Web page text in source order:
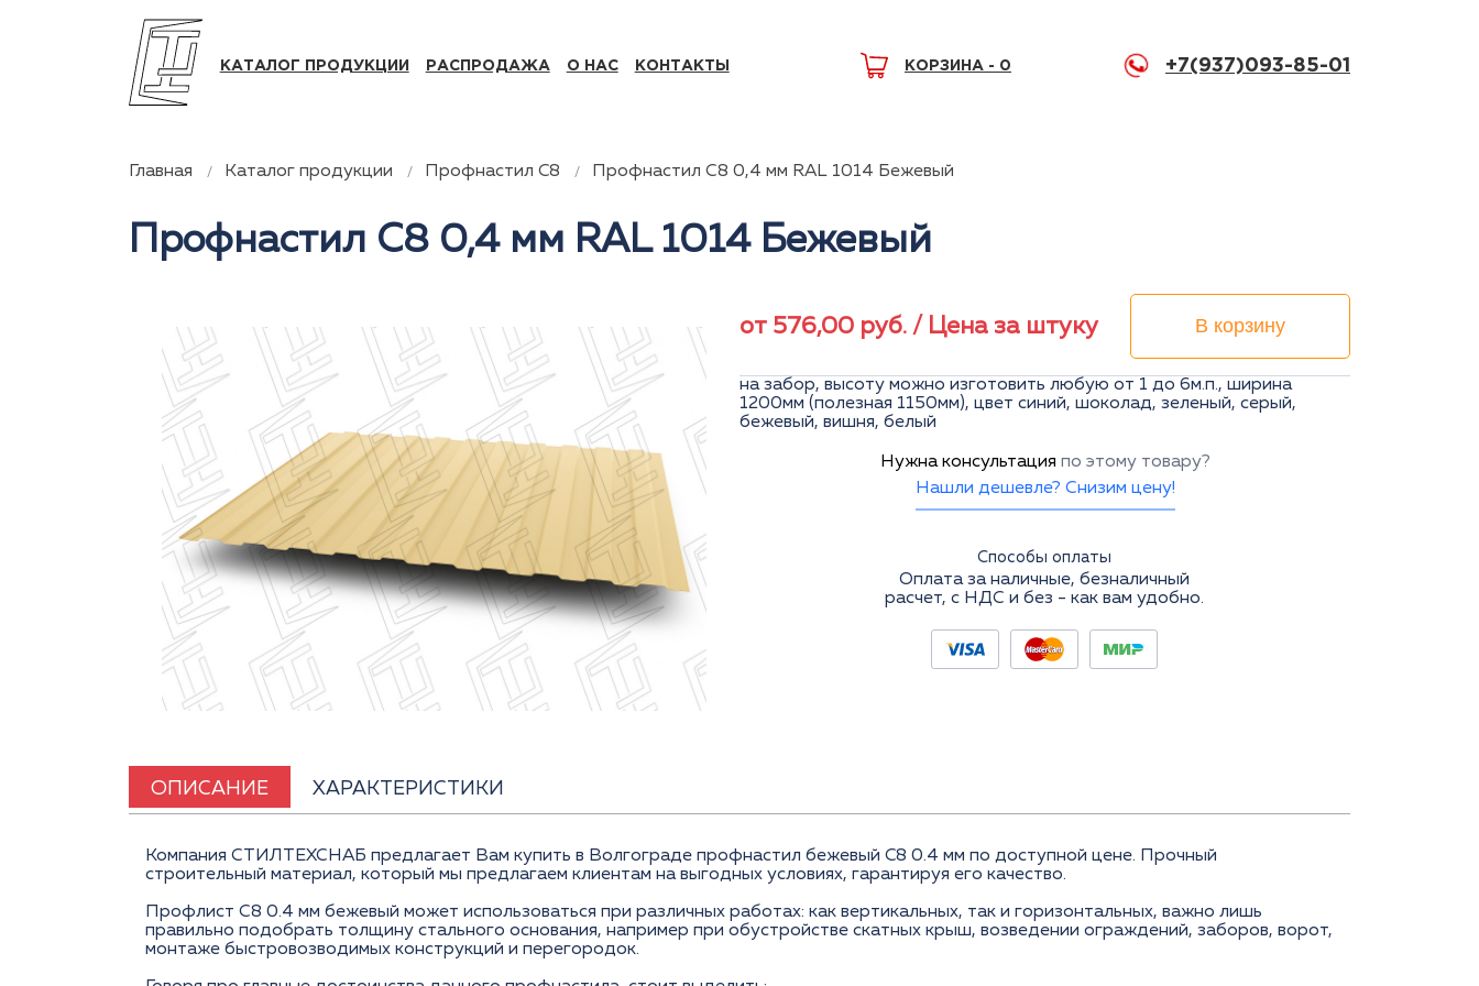
КАТАЛОГ ПРОДУКЦИИ РАСПРОДАЖА О НАС КОНТАКТЫ КОРЗИНА - 0 +7(937)093-85-01
Главная Каталог продукции Профнастил C8 Профнастил С8 0,4 мм RAL 1014 Бежевый
Профнастил С8 0,4 мм RAL 1014 Бежевый
от 576,00 руб. / Цена за штуку В корзину
на забор, высоту можно изготовить любую от 1 до 6м.п., ширина
1200мм (полезная 1150мм), цвет синий, шоколад, зеленый, серый,
бежевый, вишня, белый
Нужна консультация по этому товару?
Нашли дешевле? Снизим цену!
Способы оплаты
Оплата за наличные, безналичный
расчет, с НДС и без - как вам удобно.
ОПИСАНИЕ ХАРАКТЕРИСТИКИ
Компания СТИЛТЕХСНАБ предлагает Вам купить в Волгограде профнастил бежевый C8 0.4 мм по доступной цене. Прочный
строительный материал, который мы предлагаем клиентам на выгодных условиях, гарантируя его качество.
Профлист С8 0.4 мм бежевый может использоваться при различных работах: как вертикальных, так и горизонтальных, важно лишь
правильно подобрать толщину стального основания, например при обустройстве скатных крыш, возведении ограждений, заборов, ворот,
монтаже быстровозводимых конструкций и перегородок.